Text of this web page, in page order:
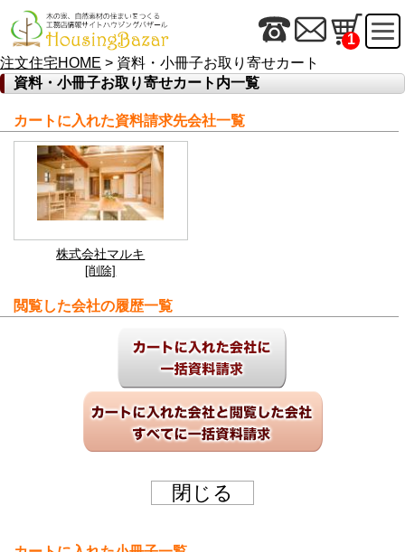
1
注文住宅HOME > 資料・小冊子お取り寄せカート
資料・小冊子お取り寄せカート内一覧
カートに入れた資料請求先会社一覧
株式会社マルキ
[削除]
閲覧した会社の履歴一覧